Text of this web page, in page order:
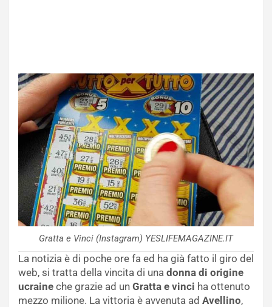
Gratta e Vinci (Instagram) YESLIFEMAGAZINE.IT
La notizia è di poche ore fa ed ha già fatto il giro del
web, si tratta della vincita di una donna di origine
ucraine che grazie ad un Gratta e vinci ha ottenuto
mezzo milione. La vittoria è avvenuta ad Avellino,